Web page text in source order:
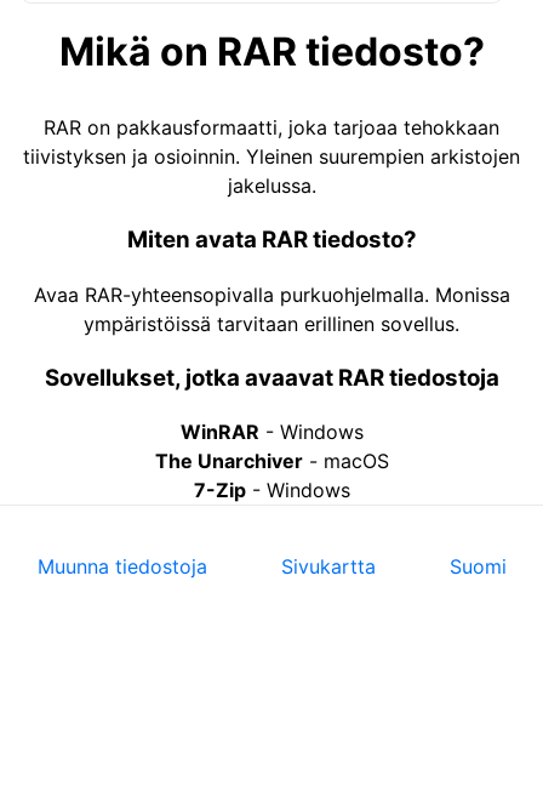
Mikä on RAR tiedosto?
RAR on pakkausformaatti, joka tarjoaa tehokkaan
tiivistyksen ja osioinnin. Yleinen suurempien arkistojen
jakelussa.
Miten avata RAR tiedosto?
Avaa RAR-yhteensopivalla purkuohjelmalla. Monissa
ympäristöissä tarvitaan erillinen sovellus.
Sovellukset, jotka avaavat RAR tiedostoja
WinRAR - Windows
The Unarchiver- macOS
7-Zip- Windows
Muunna tiedostoja Sivukartta Suomi